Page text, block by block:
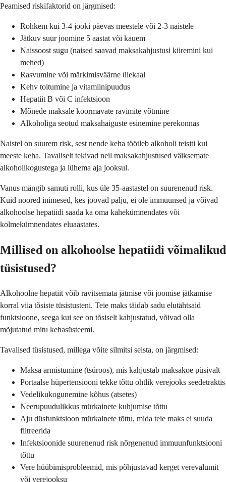
Peamised riskifaktorid on järgmised:
Rohkem kui 3-4 jooki päevas meestele või 2-3 naistele
Jätkuv suur joomine 5 aastat või kauem
Naissoost sugu (naised saavad maksakahjustusi kiiremini kui
mehed)
Rasvumine või märkimisväärne ülekaal
Kehv toitumine ja vitamiinipuudus
Hepatiit B või C infektsioon
Mõnede maksale koormavate ravimite võtmine
Alkoholiga seotud maksahaiguste esinemine perekonnas
Naistel on suurem risk, sest nende keha töötleb alkoholi teisiti kui
meeste keha. Tavaliselt tekivad neil maksakahjustused väiksemate
alkoholikogustega ja lühema aja jooksul.
Vanus mängib samuti rolli, kus üle 35-aastastel on suurenenud risk.
Kuid noored inimesed, kes joovad palju, ei ole immuunsed ja võivad
alkohoolse hepatiidi saada ka oma kahekümnendates või
kolmekümnendates eluaastates.
Millised on alkohoolse hepatiidi võimalikud
tüsistused?
Alkohoolne hepatiit võib ravitsemata jätmise või joomise jätkamise
korral viia tõsiste tüsistusteni. Teie maks täidab sadu elutähtsaid
funktsioone, seega kui see on tõsiselt kahjustatud, võivad olla
mõjutatud mitu kehasüsteemi.
Tavalised tüsistused, millega võite silmitsi seista, on järgmised:
Maksa armistumine (tsüroos), mis kahjustab maksakoe püsivalt
Portaalse hüpertensiooni tekke tõttu ohtlik verejooks seedetraktis
Vedelikukogunemine kõhus (atsetes)
Neerupuudulikkus mürkainete kuhjumise tõttu
Aju düsfunktsioon mürkainete tõttu, mida teie maks ei suuda
filtreerida
Infektsioonide suurenenud risk nõrgenenud immuunfunktsiooni
tõttu
Vere hüübimisprobleemid, mis põhjustavad kerget verevalumit
või verejooksu